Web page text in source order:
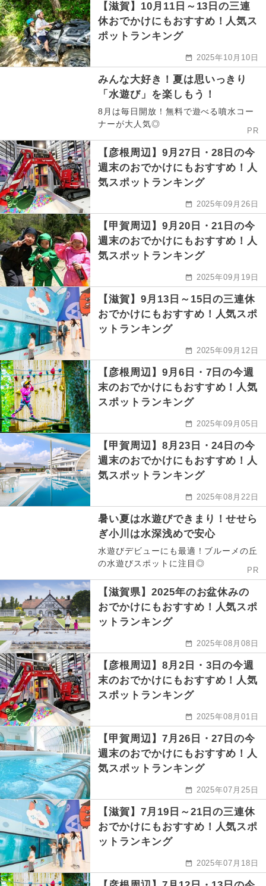
【滋賀】10月11日～13日の三連
休おでかけにもおすすめ！人気ス
ポットランキング
2025年10月10日
みんな大好き！夏は思いっきり
「水遊び」を楽しもう！
8月は毎日開放！無料で遊べる噴水コー
ナーが大人気◎
PR
【彦根周辺】9月27日・28日の今
週末のおでかけにもおすすめ！人
気スポットランキング
2025年09月26日
【甲賀周辺】9月20日・21日の今
週末のおでかけにもおすすめ！人
気スポットランキング
2025年09月19日
【滋賀】9月13日～15日の三連休
おでかけにもおすすめ！人気スポ
ットランキング
2025年09月12日
【彦根周辺】9月6日・7日の今週
末のおでかけにもおすすめ！人気
スポットランキング
2025年09月05日
【甲賀周辺】8月23日・24日の今
週末のおでかけにもおすすめ！人
気スポットランキング
2025年08月22日
暑い夏は水遊びできまり！せせら
ぎ小川は水深浅めで安心
水遊びデビューにも最適！ブルーメの丘
の水遊びスポットに注目◎
PR
【滋賀県】2025年のお盆休みの
おでかけにもおすすめ！人気スポ
ットランキング
2025年08月08日
【彦根周辺】8月2日・3日の今週
末のおでかけにもおすすめ！人気
スポットランキング
2025年08月01日
【甲賀周辺】7月26日・27日の今
週末のおでかけにもおすすめ！人
気スポットランキング
2025年07月25日
【滋賀】7月19日～21日の三連休
おでかけにもおすすめ！人気スポ
ットランキング
2025年07月18日